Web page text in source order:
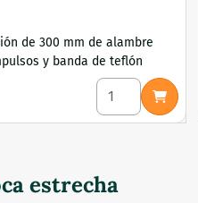
de preparación 140 mm
de 300 mm de alambre
y banda de teflón
Seleccionar
estrecha